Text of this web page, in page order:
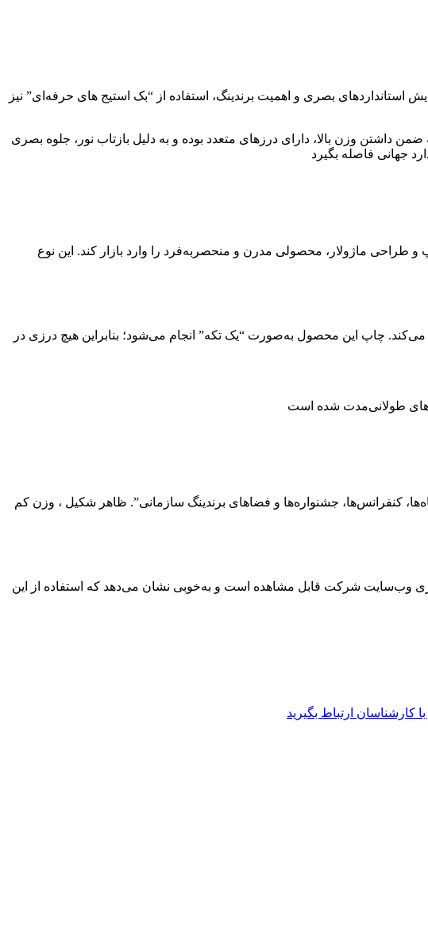
بصری و اهمیت برندینگ، استفاده از “بک‌ استیج‌ های حرفه‌ای” نیز
داشتن وزن بالا، دارای درزهای متعدد بوده و به دلیل بازتاب نور، جلوه بصری
جهانی فاصله بگیرد
و طراحی ماژولار، محصولی مدرن و منحصربه‌فرد را وارد بازار کند. این نوع
چاپ این محصول به‌صورت “یک‌ تکه” انجام می‌شود؛ بنابراین هیچ درزی در
کنفرانس‌ها، جشنواره‌ها و فضاهای برندینگ سازمانی”. ظاهر شکیل ، وزن کم
وب‌سایت شرکت قابل مشاهده است و به‌خوبی نشان می‌دهد که استفاده از این
ارتباط بگیرید